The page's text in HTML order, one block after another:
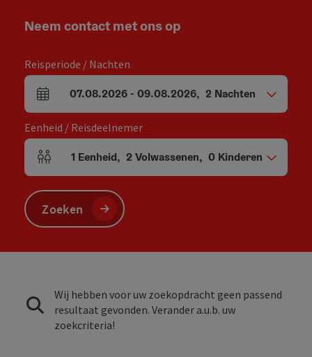
Neem contact met ons op
Reisperiode / Nachten
Velden voor aankomst en vertrek
07.08.2026- 09.08.2026, 2 Nachten
Eenheid / Reisdeelnemer
Aantal eenheden en persoonsvelden
1 Eenheid, 2 Volwassenen, 0 Kinderen
Zoeken
Wij hebben voor uw zoekopdracht geen passend
resultaat gevonden. Verander a.u.b. uw
zoekcriteria!